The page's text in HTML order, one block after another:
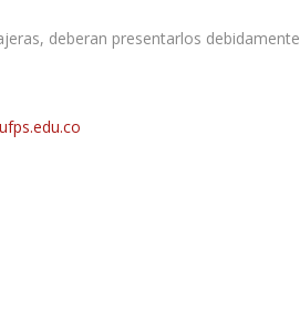
deberan presentarlos debidamente